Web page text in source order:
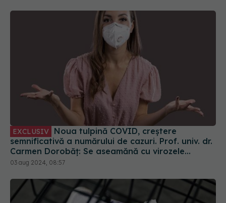
EXCLUSIV
semnificativă a numărului de cazuri. Prof. univ. dr.
Carmen Dorobăț: Se aseamănă cu virozele
respiratorii. Nu necesită tratament simptomatic
03 aug 2024, 08:57